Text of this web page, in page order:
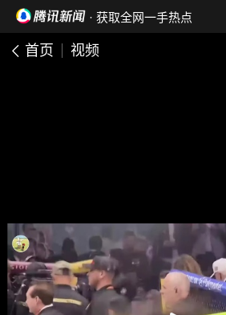
· 获取全网一手热点
首页 视频